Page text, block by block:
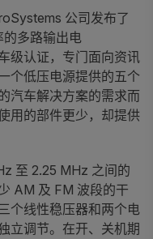
公司发布了
多路输出电
级认证，专门面向资讯
个低压电源提供的五个
汽车解决方案的需求而
用的部件更少，却提供
至 2.25 MHz 之间的
AM 及 FM 波段的干
个线性稳压器和两个电
立调节。在开、关机期